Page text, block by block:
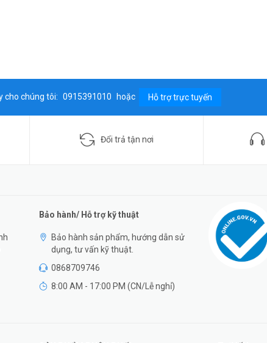
cho chúng tôi: 0915391010 hoặc Hỗ trợ trực tuyến
Đổi trả tận nơi
Bảo hành/ Hỗ trợ kỹ thuật
Bảo hành sản phẩm, hướng dẫn sử
dụng, tư vấn kỹ thuật.
0868709746
8:00 AM - 17:00 PM (CN/Lễ nghỉ)